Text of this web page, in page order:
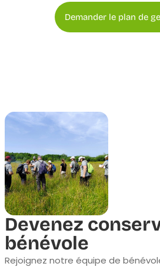
Demander le plan de
Devenez
bénévole
Rejoignez notre équipe de